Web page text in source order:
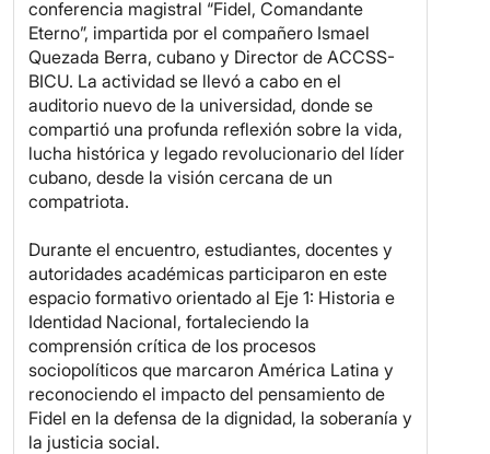
conferencia magistral “Fidel, Comandante
Eterno”, impartida por el compañero Ismael
Quezada Berra, cubano y Director de ACCSS-
BICU. La actividad se llevó a cabo en el
auditorio nuevo de la universidad, donde se
compartió una profunda reflexión sobre la vida,
lucha histórica y legado revolucionario del líder
cubano, desde la visión cercana de un
compatriota.
Durante el encuentro, estudiantes, docentes y
autoridades académicas participaron en este
espacio formativo orientado al Eje 1: Historia e
Identidad Nacional, fortaleciendo la
comprensión crítica de los procesos
sociopolíticos que marcaron América Latina y
reconociendo el impacto del pensamiento de
Fidel en la defensa de la dignidad, la soberanía y
la justicia social.